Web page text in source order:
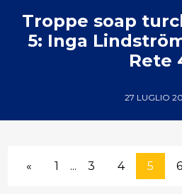
Troppe soap
5: Inga
Rete
27 LUGLIO
« 1 ... 3 4 5 6